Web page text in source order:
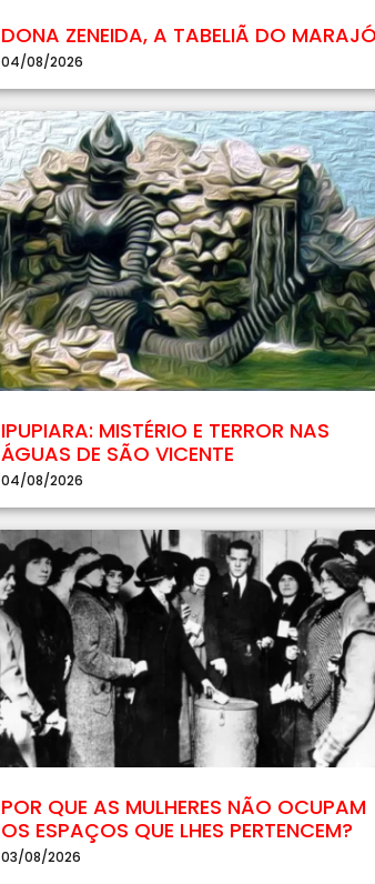
DONA ZENEIDA, A TABELIÃ DO
04/08/2026
IPUPIARA: MISTÉRIO E TERROR NAS
ÁGUAS DE SÃO VICENTE
04/08/2026
POR QUE AS MULHERES NÃO OCUPAM
OS ESPAÇOS QUE LHES PERTENCEM?
03/08/2026